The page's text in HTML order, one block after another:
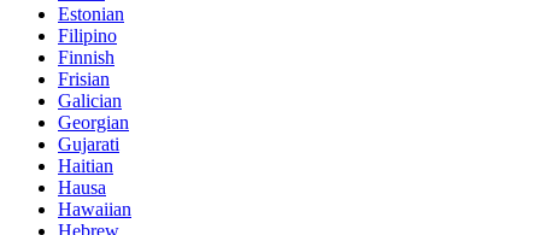
Estonian
Filipino
Finnish
Frisian
Galician
Georgian
Gujarati
Haitian
Hausa
Hawaiian
Hebrew